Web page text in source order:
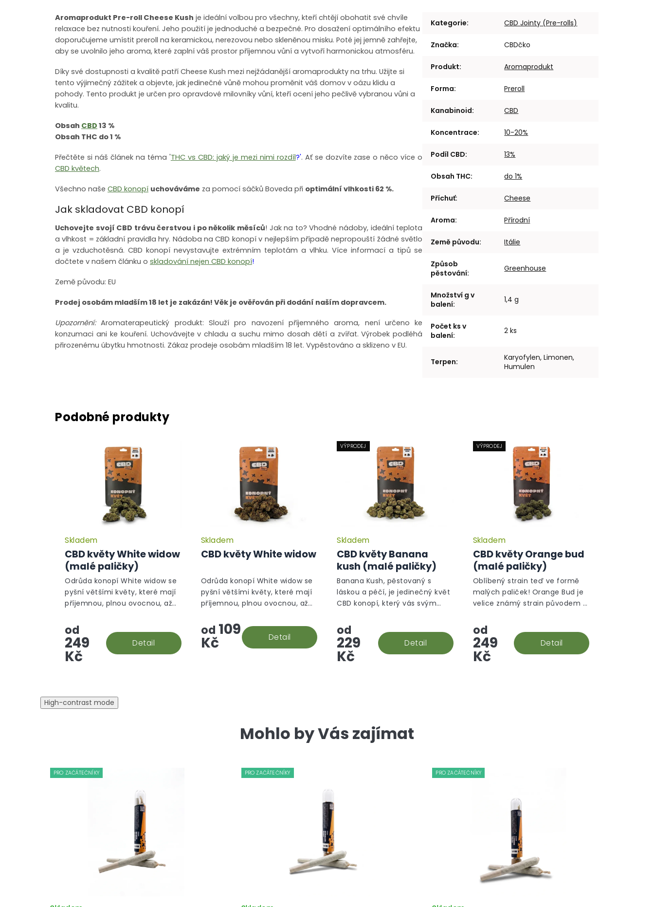
Aromaprodukt Pre-roll Cheese Kush je ideální volbou pro všechny, kteří chtějí obohatit své chvíle
relaxace bez nutnosti kouření. Jeho použití je jednoduché a bezpečné. Pro dosažení optimálního efektu
doporučujeme umístit preroll na keramickou, nerezovou nebo skleněnou misku. Poté jej jemně zahřejte,
aby se uvolnilo jeho aroma, které zaplní váš prostor příjemnou vůní a vytvoří harmonickou atmosféru.
Díky své dostupnosti a kvalitě patří Cheese Kush mezi nejžádanější aromaprodukty na trhu. Užijte si
tento výjimečný zážitek a objevte, jak jedinečné vůně mohou proměnit váš domov v oázu klidu a
pohody. Tento produkt je určen pro opravdové milovníky vůní, kteří ocení jeho pečlivě vybranou vůni a
kvalitu.
Obsah CBD 13 %
Obsah THC do 1 %
Přečtěte si náš článek na téma 'THC vs CBD: jaký je mezi nimi rozdíl?'. Ať se dozvíte zase o něco více o
CBD květech.
Všechno naše CBD konopí uchováváme za pomocí sáčků Boveda při optimální vlhkosti 62 %.
Jak skladovat CBD konopí
Uchovejte svojí CBD trávu čerstvou i po několik měsíců! Jak na to? Vhodné nádoby, ideální teplota
a vlhkost = základní pravidla hry. Nádoba na CBD konopí v nejlepším případě nepropouští žádné světlo
a je vzduchotěsná. CBD konopí nevystavujte extrémním teplotám a vlhku. Více informací a tipů se
dočtete v našem článku o skladování nejen CBD konopí!
Země původu: EU
Prodej osobám mladším 18 let je zakázán! Věk je ověřován při dodání naším dopravcem.
Upozornění:Aromaterapeutický produkt: Slouží pro navození příjemného aroma, není určeno ke
konzumaci ani ke kouření. Uchovávejte v chladu a suchu mimo dosah dětí a zvířat. Výrobek podléhá
přirozenému úbytku hmotnosti. Zákaz prodeje osobám mladším 18 let. Vypěstováno a sklizeno v EU.
Kategorie: CBD Jointy (Pre-rolls)
Značka: CBDčko
Produkt: Aromaprodukt
Forma: Preroll
Kanabinoid: CBD
Koncentrace: 10-20%
Podíl CBD: 13%
Obsah THC: do 1%
Příchuť: Cheese
Aroma: Přírodní
Země původu: Itálie
Způsob
pěstování: Greenhouse
Množství g v
balení: 1,4 g
Počet ks v
balení: 2 ks
Terpen:
Karyofylen, Limonen,
Humulen
CBD květy White widow
(malé paličky)
Průměrné
hodnocení
produktu
hvězdiček.
Skladem
od
249
Kč
Detail
Odrůda konopí White widow se
pyšní většími květy, které mají
příjemnou, plnou ovocnou, až
výhodné verzi malé paličky!
CBD květy White widow
Průměrné
hodnocení
produktu
hvězdiček.
Skladem
od 109
Kč Detail
Odrůda konopí White widow se
pyšní většími květy, které mají
příjemnou, plnou ovocnou, až
VÝPRODEJ
CBD květy Banana
kush (malé paličky)
Skladem
od
229
Kč
Detail
Banana Kush, pěstovaný s
láskou a péčí, je jedinečný květ
CBD konopí, který vás svým
oázy.
VÝPRODEJ
CBD květy Orange bud
(malé paličky)
Skladem
od
249
Kč
Detail
Oblíbený strain teď ve formě
malých paliček! Orange Bud je
velice známý strain původem z
převládá sativní gen a ten je na
první pohled ihned vidět.
High-contrast mode
Mohlo by Vás zajímat
PRO ZAČÁTEČNÍKY PRO ZAČÁTEČNÍKY PRO ZAČÁTEČNÍKY